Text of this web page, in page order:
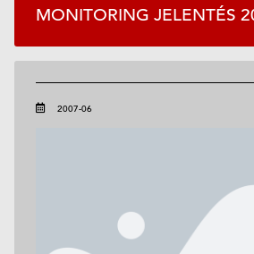
MONITORING JELENTÉS
2007-06